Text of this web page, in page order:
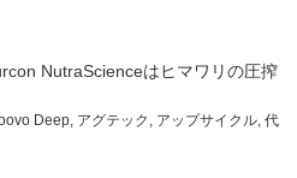
NutraScienceはヒマワリの圧搾
Deep アグテック アップサイクル 代